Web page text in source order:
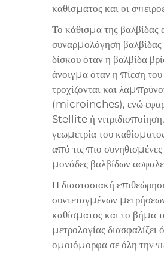
καθίσματος και οι
Το κάθισμα της βαλβίδας
συναρμολόγηση βαλβίδας
δίσκου όταν η βαλβίδα
άνοιγμα όταν η πίεση
τροχίζονται και
(microinches), ενώ
Stellite ή
γεωμετρία του
από τις πιο
μονάδες βαλβίδων
Η διαστασιακή
συντεταγμένων
καθίσματος και το βήμα
μετρολογίας
ομοιόμορφα σε όλη την